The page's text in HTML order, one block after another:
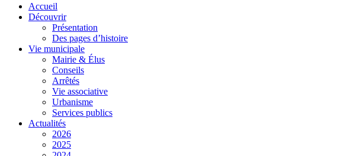
Accueil
Découvrir
Présentation
Des pages d’histoire
Vie municipale
Mairie & Élus
Conseils
Arrêtés
Vie associative
Urbanisme
Services publics
Actualités
2026
2025